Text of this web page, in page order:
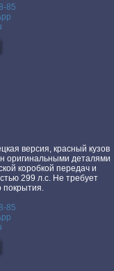
85
версия, красный кузов
оригинальными деталями
коробкой передач и
299 л.с. Не требует
покрытия.
85